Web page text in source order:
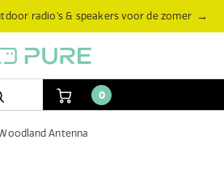
radio’s & speakers voor de zomer →
0
Antenna